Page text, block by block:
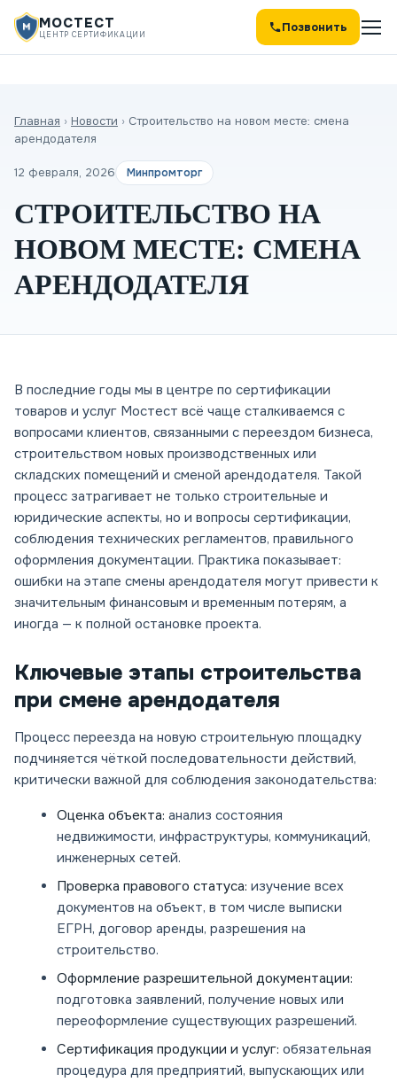
МОСТЕСТ
ЦЕНТР СЕРТИФИКАЦИИ Позвонить
Главная › Новости › Строительство на новом месте: смена
арендодателя
12 февраля, 2026 Минпромторг
СТРОИТЕЛЬСТВО НА
НОВОМ МЕСТЕ: СМЕНА
АРЕНДОДАТЕЛЯ
В последние годы мы в центре по сертификации
товаров и услуг Мостест всё чаще сталкиваемся с
вопросами клиентов, связанными с переездом бизнеса,
строительством новых производственных или
складских помещений и сменой арендодателя. Такой
процесс затрагивает не только строительные и
юридические аспекты, но и вопросы сертификации,
соблюдения технических регламентов, правильного
оформления документации. Практика показывает:
ошибки на этапе смены арендодателя могут привести к
значительным финансовым и временным потерям, а
иногда — к полной остановке проекта.
Ключевые этапы строительства
при смене арендодателя
Процесс переезда на новую строительную площадку
подчиняется чёткой последовательности действий,
критически важной для соблюдения законодательства:
Оценка объекта: анализ состояния
недвижимости, инфраструктуры, коммуникаций,
инженерных сетей.
Проверка правового статуса: изучение всех
документов на объект, в том числе выписки
ЕГРН, договор аренды, разрешения на
строительство.
Оформление разрешительной документации:
подготовка заявлений, получение новых или
переоформление существующих разрешений.
Сертификация продукции и услуг: обязательная
процедура для предприятий, выпускающих или